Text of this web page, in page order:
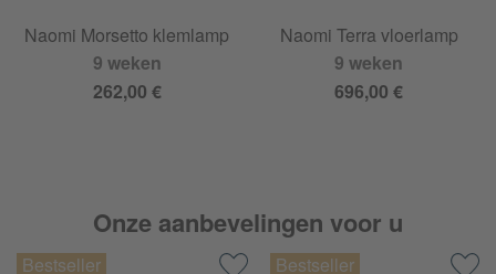
Naomi Morsetto klemlamp
9 weken
262,00 €
Naomi Terra vloerlamp
9 weken
696,00 €
Onze aanbevelingen voor u